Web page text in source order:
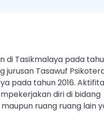
di Tasikmalaya pada
jurusan Tasawuf
pada tahun 2016.
diri di bidang
ruang ruang lain